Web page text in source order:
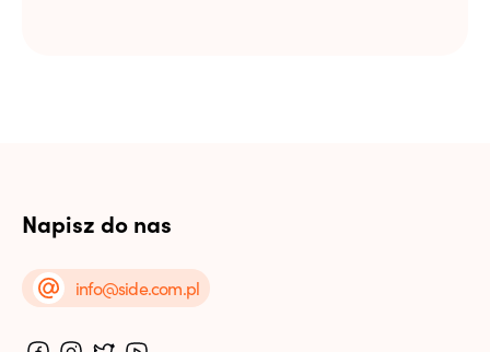
Napisz do nas
info@side.com.pl